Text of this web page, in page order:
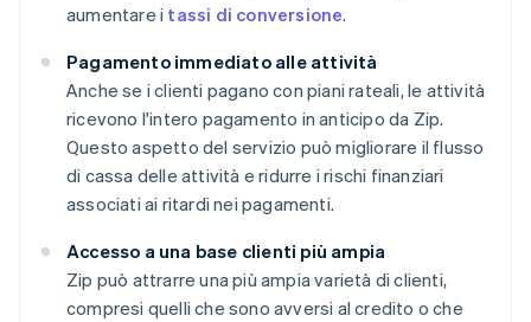
aumentare i tassi di conversione.
Pagamento immediato alle attività
Anche se i clienti pagano con piani rateali, le attività
ricevono l'intero pagamento in anticipo da Zip.
Questo aspetto del servizio può migliorare il flusso
di cassa delle attività e ridurre i rischi finanziari
associati ai ritardi nei pagamenti.
Accesso a una base clienti più ampia
Zip può attrarre una più ampia varietà di clienti,
compresi quelli che sono avversi al credito o che